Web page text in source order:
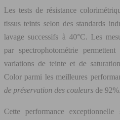
Les tests de résistance
tissus teints selon des standards
lavage successifs à 40°C. Les
par spectrophotométrie
variations de teinte et de
Color parmi les meilleures
de préservation des couleurs de 92%.
Cette performance exceptionnelle